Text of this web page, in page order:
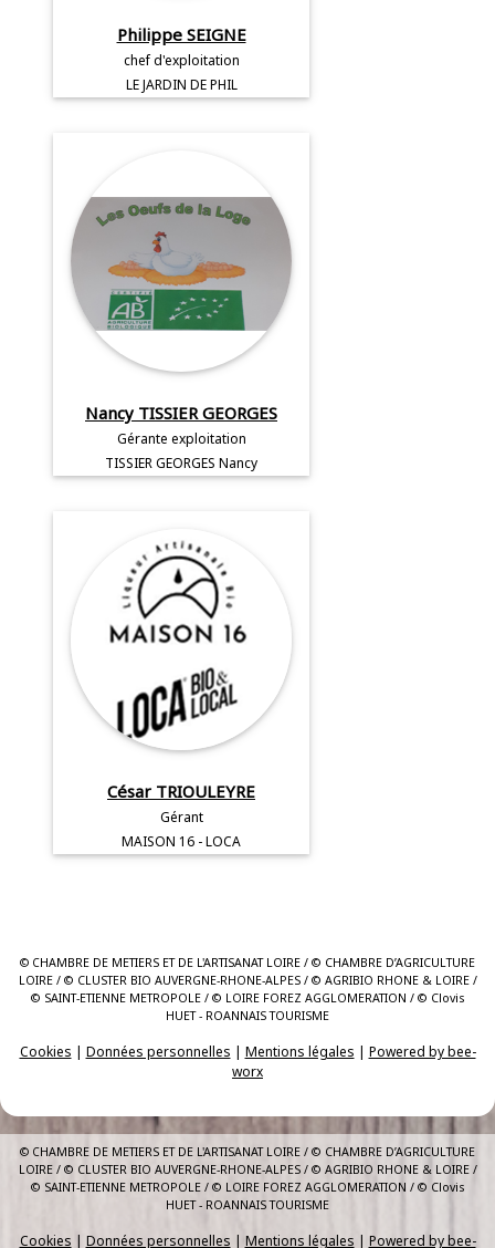
Philippe SEIGNE
chef d'exploitation
LE JARDIN DE PHIL
Nancy TISSIER GEORGES
Gérante exploitation
TISSIER GEORGES Nancy
César TRIOULEYRE
Gérant
MAISON 16 - LOCA
© CHAMBRE DE METIERS ET DE L'ARTISANAT LOIRE / © CHAMBRE D’AGRICULTURE
LOIRE / © CLUSTER BIO AUVERGNE-RHONE-ALPES / © AGRIBIO RHONE & LOIRE /
© SAINT-ETIENNE METROPOLE / © LOIRE FOREZ AGGLOMERATION / © Clovis
HUET - ROANNAIS TOURISME
Cookies | Données personnelles | Mentions légales | Powered by bee-
worx
© CHAMBRE DE METIERS ET DE L'ARTISANAT LOIRE / © CHAMBRE D’AGRICULTURE
LOIRE / © CLUSTER BIO AUVERGNE-RHONE-ALPES / © AGRIBIO RHONE & LOIRE /
© SAINT-ETIENNE METROPOLE / © LOIRE FOREZ AGGLOMERATION / © Clovis
HUET - ROANNAIS TOURISME
Cookies | Données personnelles | Mentions légales | Powered by bee-